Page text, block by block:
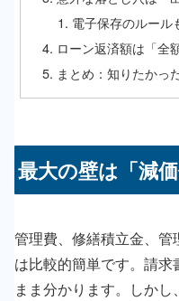
電子保存のルール
ローン返済額は「全
まとめ：知りたかっ
最大の壁は「減
管理費、修繕積立金、
は比較的簡単です。請
まま分かります。しか